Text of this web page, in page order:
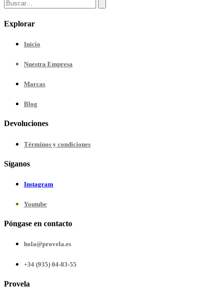
Explorar
Inicio
Nuestra Empresa
Marcas
Blog
Devoluciones
Términos y condiciones
Síganos
Instagram
Youtube
Póngase en contacto
hola@provela.es
+34 (935) 04-83-55
Provela